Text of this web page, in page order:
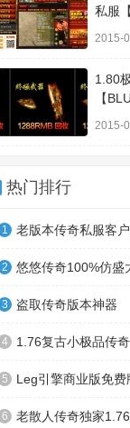
私服
2015-
1.80
【
2015-
热门排行
1
2
3 盗取传奇版本神器
4 1.76复古小极品传奇
5
6